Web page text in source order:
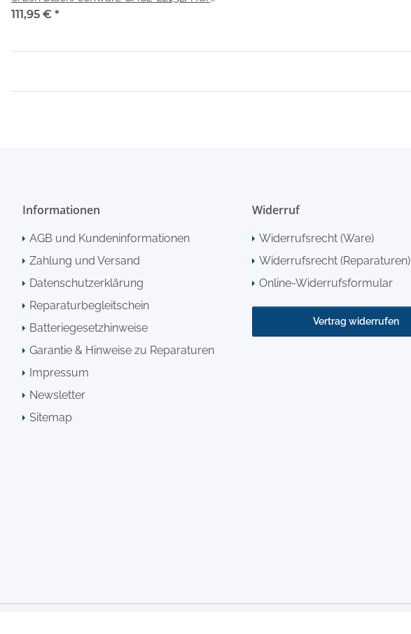
Samsung Galaxy A71 (SM-A715F)
111,95 € *
Informationen
AGB und Kundeninformationen
Zahlung und Versand
Datenschutzerklärung
Reparaturbegleitschein
Batteriegesetzhinweise
Garantie & Hinweise zu Reparaturen
Impressum
Newsletter
Sitemap
Widerruf
Widerrufsrecht (Ware)
Widerrufsrecht (Reparaturen)
Online-Widerrufsformular
Vertrag widerrufen